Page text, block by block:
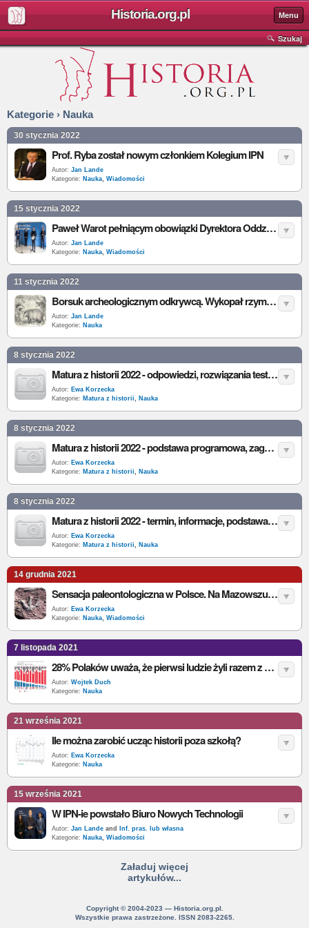
Historia.org.pl Menu
Szukaj
Kategorie › Nauka
30 stycznia 2022
Prof. Ryba został nowym członkiem Kolegium IPN
Autor: Jan Lande
Kategorie: Nauka, Wiadomości
15 stycznia 2022
Paweł Warot pełniącym obowiązki Dyrektora Oddziału IPN w Gdańsku
Autor: Jan Lande
Kategorie: Nauka, Wiadomości
11 stycznia 2022
Borsuk archeologicznym odkrywcą. Wykopał rzymski skarb
Autor: Jan Lande
Kategorie: Nauka
8 stycznia 2022
Matura z historii 2022 - odpowiedzi, rozwiązania testu i konspekty wypracowań
Autor: Ewa Korzecka
Kategorie: Matura z historii, Nauka
8 stycznia 2022
Matura z historii 2022 - podstawa programowa, zagadnienia, wymagania egzaminacyjne
Autor: Ewa Korzecka
Kategorie: Matura z historii, Nauka
8 stycznia 2022
Matura z historii 2022 - termin, informacje, podstawa programowa
Autor: Ewa Korzecka
Kategorie: Matura z historii, Nauka
14 grudnia 2021
Sensacja paleontologiczna w Polsce. Na Mazowszu odkryto ślady dinozaurów
Autor: Ewa Korzecka
Kategorie: Nauka, Wiadomości
7 listopada 2021
28% Polaków uważa, że pierwsi ludzie żyli razem z dinozaurami, a 16% przeczy wędrówce kontynentów
Autor: Wojtek Duch
Kategorie: Nauka
21 września 2021
Ile można zarobić ucząc historii poza szkołą?
Autor: Ewa Korzecka
Kategorie: Nauka
15 września 2021
W IPN-ie powstało Biuro Nowych Technologii
Autor: Jan Lande and
Inf. pras. lub własna
Kategorie: Nauka, Wiadomości
Załaduj więcej
artykułów...
Copyright © 2004-2023 — Historia.org.pl.
Wszystkie prawa zastrzeżone. ISSN 2083-2265.